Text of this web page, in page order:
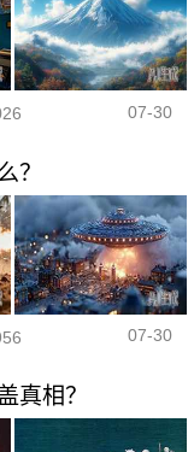
07-30
？
07-30
真相？